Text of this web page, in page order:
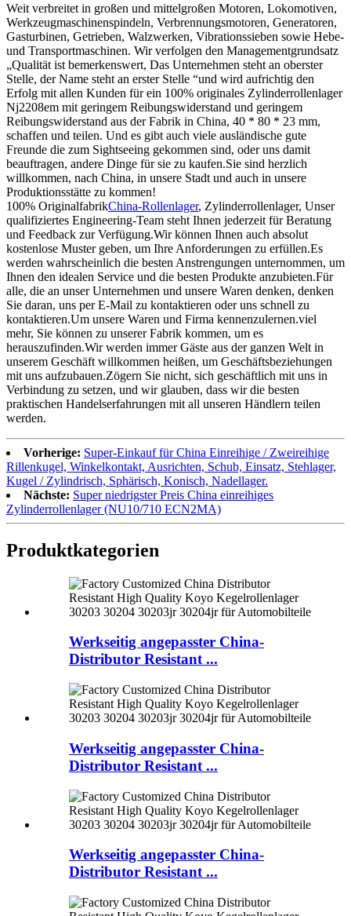
Weit verbreitet in großen und mittelgroßen Motoren, Lokomotiven,
Werkzeugmaschinenspindeln, Verbrennungsmotoren, Generatoren,
Gasturbinen, Getrieben, Walzwerken, Vibrationssieben sowie Hebe-
und Transportmaschinen. Wir verfolgen den Managementgrundsatz
„Qualität ist bemerkenswert, Das Unternehmen steht an oberster
Stelle, der Name steht an erster Stelle “und wird aufrichtig den
Erfolg mit allen Kunden für ein 100% originales Zylinderrollenlager
Nj2208em mit geringem Reibungswiderstand und geringem
Reibungswiderstand aus der Fabrik in China, 40 * 80 * 23 mm,
schaffen und teilen. Und es gibt auch viele ausländische gute
Freunde die zum Sightseeing gekommen sind, oder uns damit
beauftragen, andere Dinge für sie zu kaufen.Sie sind herzlich
willkommen, nach China, in unsere Stadt und auch in unsere
Produktionsstätte zu kommen!
100% OriginalfabrikChina-Rollenlager, Zylinderrollenlager, Unser
qualifiziertes Engineering-Team steht Ihnen jederzeit für Beratung
und Feedback zur Verfügung.Wir können Ihnen auch absolut
kostenlose Muster geben, um Ihre Anforderungen zu erfüllen.Es
werden wahrscheinlich die besten Anstrengungen unternommen, um
Ihnen den idealen Service und die besten Produkte anzubieten.Für
alle, die an unser Unternehmen und unsere Waren denken, denken
Sie daran, uns per E-Mail zu kontaktieren oder uns schnell zu
kontaktieren.Um unsere Waren und Firma kennenzulernen.viel
mehr, Sie können zu unserer Fabrik kommen, um es
herauszufinden.Wir werden immer Gäste aus der ganzen Welt in
unserem Geschäft willkommen heißen, um Geschäftsbeziehungen
mit uns aufzubauen.Zögern Sie nicht, sich geschäftlich mit uns in
Verbindung zu setzen, und wir glauben, dass wir die besten
praktischen Handelserfahrungen mit all unseren Händlern teilen
werden.
Vorherige: Super-Einkauf für China Einreihige / Zweireihige
Rillenkugel, Winkelkontakt, Ausrichten, Schub, Einsatz, Stehlager,
Kugel / Zylindrisch, Sphärisch, Konisch, Nadellager.
Nächste: Super niedrigster Preis China einreihiges
Zylinderrollenlager (NU10/710 ECN2MA)
Produktkategorien
Werkseitig angepasster China-
Distributor Resistant ...
Werkseitig angepasster China-
Distributor Resistant ...
Werkseitig angepasster China-
Distributor Resistant ...